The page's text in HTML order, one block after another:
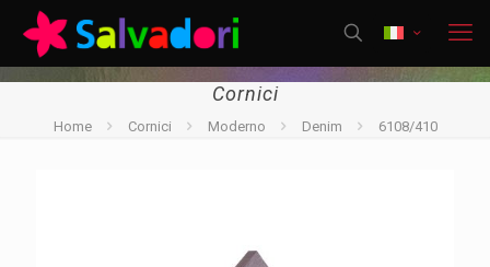
Cornici
Home Cornici Moderno Denim 6108/410